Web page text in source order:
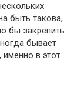
быть такова,
бы закрепить
бывает
именно в этот